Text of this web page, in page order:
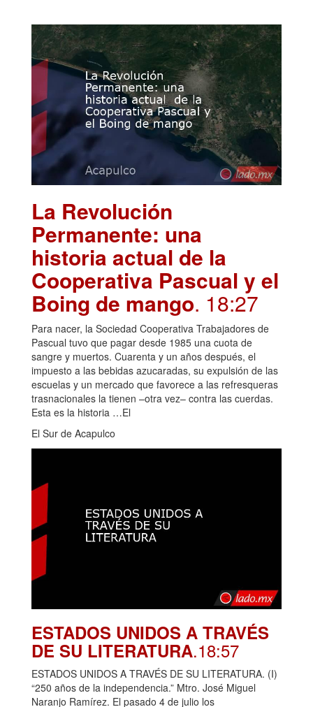
La Revolución
Permanente: una
historia actual de la
Cooperativa Pascual y el
Boing de mango. 18:27
Para nacer, la Sociedad Cooperativa Trabajadores de
Pascual tuvo que pagar desde 1985 una cuota de
sangre y muertos. Cuarenta y un años después, el
impuesto a las bebidas azucaradas, su expulsión de las
escuelas y un mercado que favorece a las refresqueras
trasnacionales la tienen –otra vez– contra las cuerdas.
Esta es la historia …El
El Sur de Acapulco
ESTADOS UNIDOS A TRAVÉS
DE SU LITERATURA.18:57
ESTADOS UNIDOS A TRAVÉS DE SU LITERATURA. (I)
“250 años de la independencia.” Mtro. José Miguel
Naranjo Ramírez. El pasado 4 de julio los